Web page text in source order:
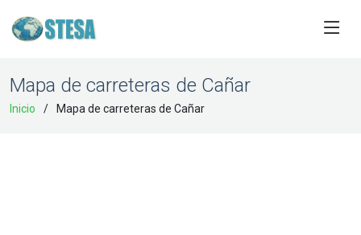
Mapa de carreteras de Cañar
Inicio Mapa de carreteras de Cañar